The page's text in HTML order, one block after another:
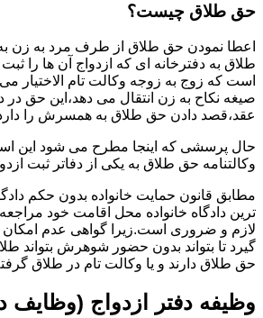
حق طلاق چیست؟
اعطا نمودن حق طلاق از طرف مرد به زن
طلاق به دفترخانه ای که ازدواج آن ها را
است که زوج به زوجه وکالت تام الاختیار
صیغه نکاح به زن انتقال می دهد،این حق
عقد،قصد دادن حق طلاق به همسرش را دارد
حال پرسشی که اینجا مطرح می شود این
وکالتنامه حق طلاق به یکی از دفاتر ثبت
مطابق قانون حمایت خانواده بدون حکم
ترین دادگاه خانواده محل اقامت خود
لازم و ضروری است.زیرا گواهی عدم
گیرد تا بتواند بدون حضور شوهرش بتواند
حق طلاق دارند و یا وکالت تام در طلاق
وظیفه دفتر ازدواج (وظایف